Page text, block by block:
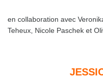
en collaboration avec
Teheux, Nicole Paschek et